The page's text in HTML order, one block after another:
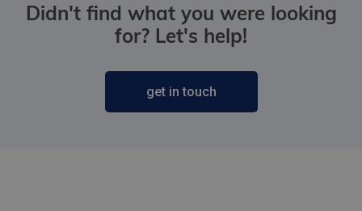
Didn't find what you were looking
for? Let's help!
get in touch